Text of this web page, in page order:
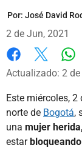
Por: José David
2 de Jun, 2021
Facebook
X
Actualizado: 2 de
Este miércoles, 2
norte de Bogotá,
una mujer herida,
estar